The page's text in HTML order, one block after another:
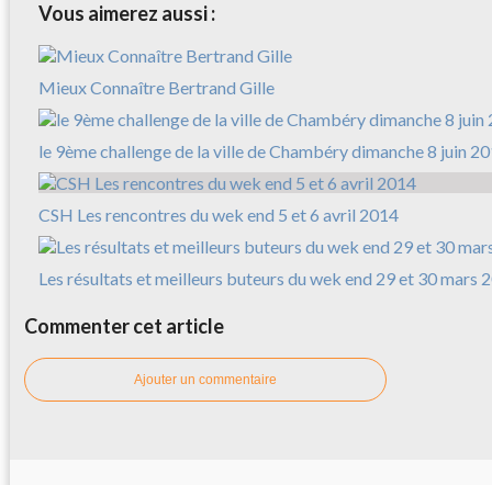
Vous aimerez aussi :
Mieux Connaître Bertrand Gille
le 9ème challenge de la ville de Chambéry dimanche 8 juin
CSH Les rencontres du wek end 5 et 6 avril 2014
Les résultats et meilleurs buteurs du wek end 29 et 30 mars
Commenter cet article
Ajouter un commentaire